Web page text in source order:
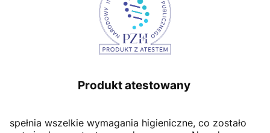
Produkt atestowany
spełnia wszelkie wymagania higieniczne, co zostało